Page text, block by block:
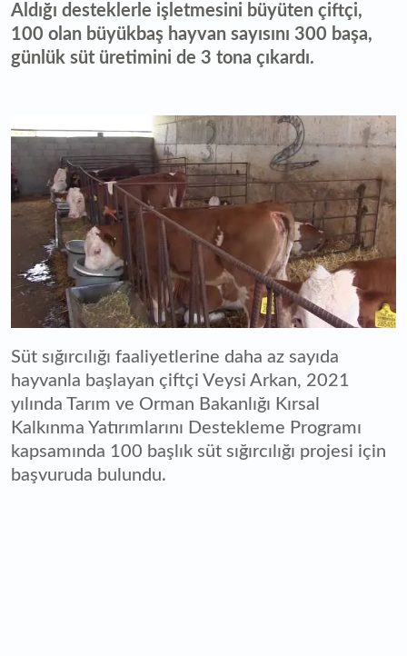
Aldığı desteklerle işletmesini büyüten çiftçi,
100 olan büyükbaş hayvan sayısını 300 başa,
günlük süt üretimini de 3 tona çıkardı.
Süt sığırcılığı faaliyetlerine daha az sayıda
hayvanla başlayan çiftçi Veysi Arkan, 2021
yılında Tarım ve Orman Bakanlığı Kırsal
Kalkınma Yatırımlarını Destekleme Programı
kapsamında 100 başlık süt sığırcılığı projesi için
başvuruda bulundu.